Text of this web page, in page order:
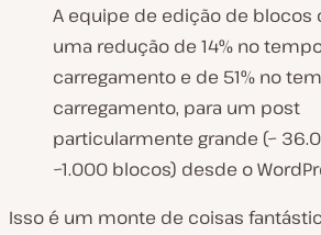
A equipe de edição de blocos
uma redução de 14% no
carregamento e de 51% no
carregamento, para um post
particularmente grande (~
~1.000 blocos) desde o
Isso é um monte de coisas